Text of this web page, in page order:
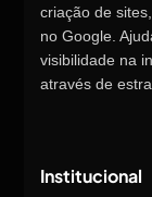
criação de
no Google.
visibilidade na
através de
Institucional